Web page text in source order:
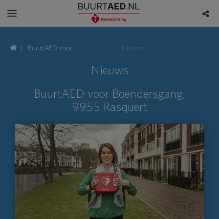
BuurtAED voor
Nieuws
Nieuws
BuurtAED voor Boendersgang,
9955 Rasquert